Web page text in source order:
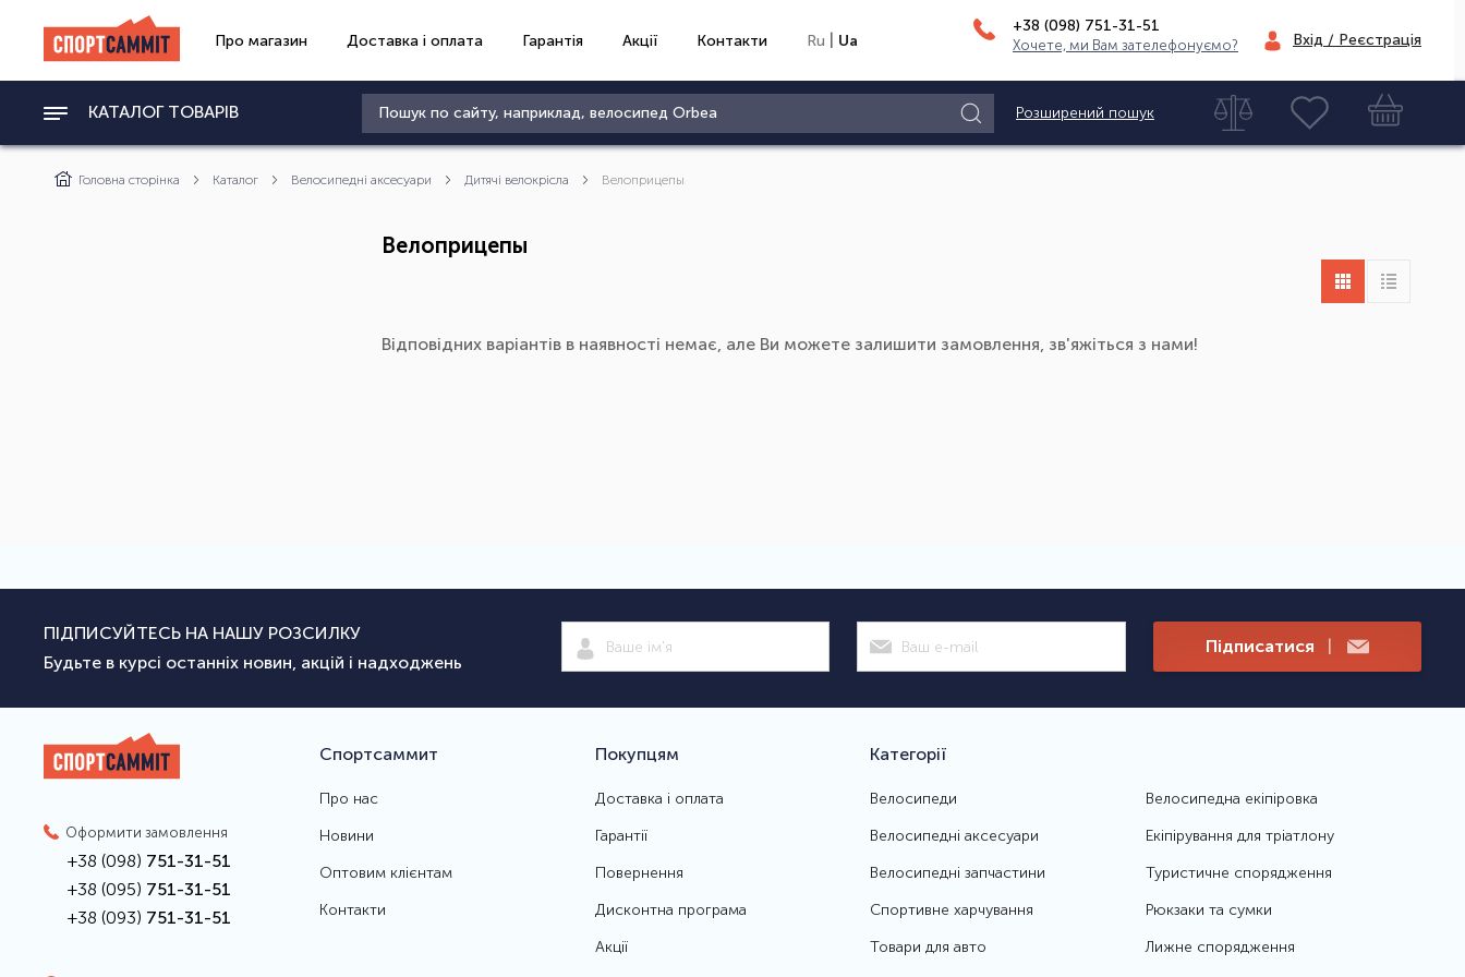
Про магазин Доставка і оплата Гарантія Акції Контакти Ru Ua
+38 (098) 751-31-51
Хочете, ми Вам зателефонуємо? Вхід / Реєстрація
КАТАЛОГ ТОВАРІВ Розширений пошук
Головна сторінка Каталог Велосипедні аксесуари Дитячі велокрісла Велоприцепы
Велоприцепы
Відповідних варіантів в наявності немає, але Ви можете залишити замовлення, зв'яжіться з нами!
ПІДПИСУЙТЕСЬ НА НАШУ РОЗСИЛКУ
Будьте в курсі останніх новин, акцій і надходжень
Підписатися |
Оформити замовлення
+38 (098) 751-31-51
+38 (095) 751-31-51
+38 (093) 751-31-51
Спортсаммит
Про нас
Новини
Оптовим клієнтам
Контакти
Покупцям
Доставка і оплата
Гарантії
Повернення
Дисконтна програма
Акції
Категорії
Велосипеди
Велосипедні аксесуари
Велосипедні запчастини
Спортивне харчування
Товари для авто
Велосипедна екіпіровка
Екіпірування для тріатлону
Туристичне спорядження
Рюкзаки та сумки
Лижне спорядження